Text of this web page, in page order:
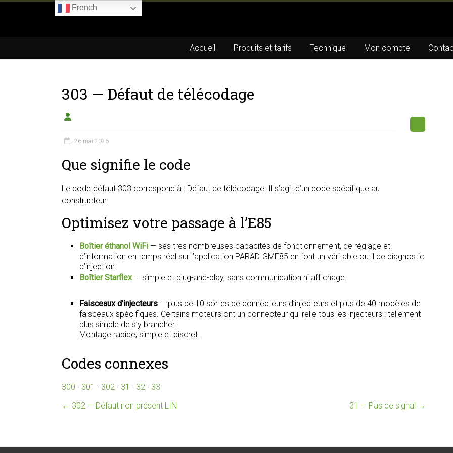
du
éthanol
Accueil Produits et tarifs Technique Mon compte
303 — Défaut de télécodage
26 mai 2026
Que signifie le code
Le code défaut 303 correspond à : Défaut de télécodage. Il s’agit d’un code spécifique au
constructeur.
Optimisez votre passage à l’E85
Boîtier éthanol WiFi — ses très nombreuses capacités de fonctionnement, de réglage et
d’information en temps réel sur l’application PARADIGME85 en font un véritable outil de diagnostic
d’injection.
Boîtier Starflex— simple et plug-and-play, sans communication ni affichage.
Faisceaux d’injecteurs — plus de 10 sortes de connecteurs d’injecteurs et plus de 40 modèles de
faisceaux spécifiques. Certains moteurs ont un connecteur qui relie tous les injecteurs : tellement
plus simple de s’y brancher.
Montage rapide, simple et discret.
Codes connexes
300 · 301 · 302 · 31 · 32 · 33
← 302 — Défaut non présent LIN 31 — Pas de signal →
French